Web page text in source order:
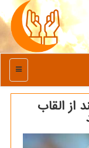
منو
از القاب